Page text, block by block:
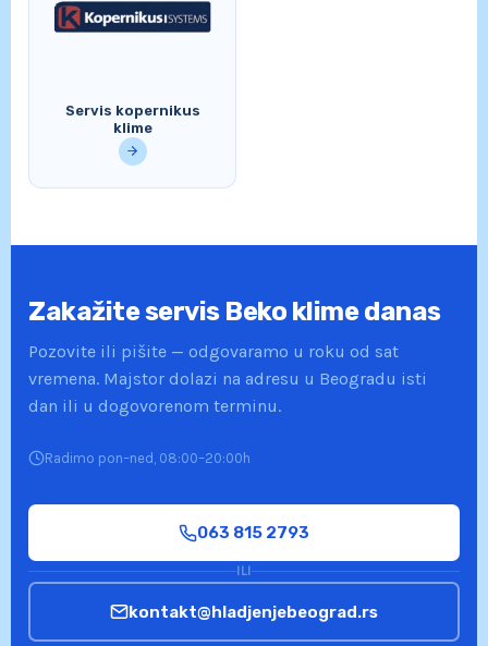
Servis kopernikus
klime
Zakažite servis Beko klime danas
Pozovite ili pišite — odgovaramo u roku od sat
vremena. Majstor dolazi na adresu u Beogradu isti
dan ili u dogovorenom terminu.
Radimo pon–ned, 08:00–20:00h
063 815 2793
ILI
kontakt@hladjenjebeograd.rs